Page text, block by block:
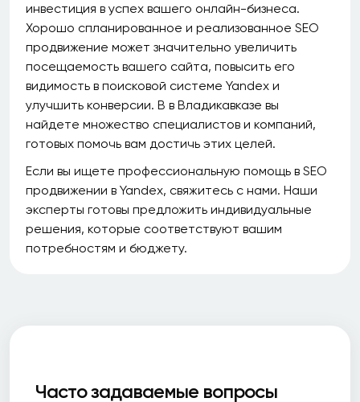
инвестиция в успех вашего онлайн-бизнеса.
Хорошо спланированное и реализованное SEO
продвижение может значительно увеличить
посещаемость вашего сайта, повысить его
видимость в поисковой системе Yandex и
улучшить конверсии. В в Владикавказе вы
найдете множество специалистов и компаний,
готовых помочь вам достичь этих целей.
Если вы ищете профессиональную помощь в SEO
продвижении в Yandex, свяжитесь с нами. Наши
эксперты готовы предложить индивидуальные
решения, которые соответствуют вашим
потребностям и бюджету.
Часто задаваемые вопросы